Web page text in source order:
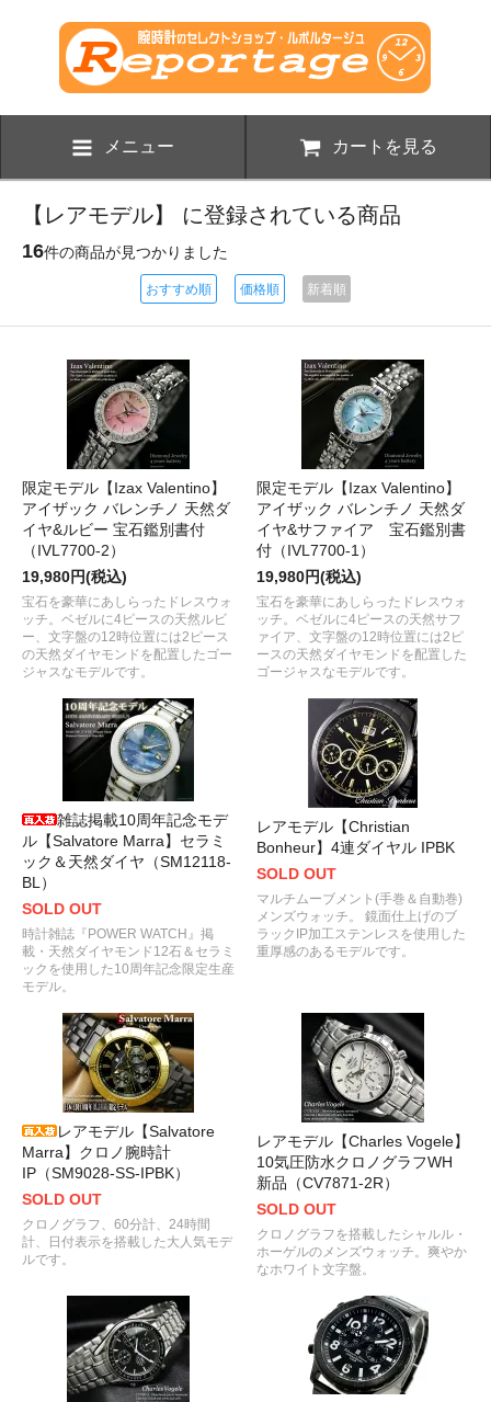
メニュー カートを見る
【レアモデル】 に登録されている商品
16件の商品が見つかりました
おすすめ順 価格順 新着順
限定モデル【Izax Valentino】
アイザック バレンチノ 天然ダ
イヤ&ルビー 宝石鑑別書付
（IVL7700-2）
19,980円(税込)
宝石を豪華にあしらったドレスウォ
ッチ。ベゼルに4ピースの天然ルビ
ー、文字盤の12時位置には2ピース
の天然ダイヤモンドを配置したゴー
ジャスなモデルです。
限定モデル【Izax Valentino】
アイザック バレンチノ 天然ダ
イヤ&サファイア 宝石鑑別書
付（IVL7700-1）
19,980円(税込)
宝石を豪華にあしらったドレスウォ
ッチ。ベゼルに4ピースの天然サフ
ァイア、文字盤の12時位置には2ピ
ースの天然ダイヤモンドを配置した
ゴージャスなモデルです。
雑誌掲載10周年記念モデ
ル【Salvatore Marra】セラミ
ック＆天然ダイヤ（SM12118-
BL）
SOLD OUT
時計雑誌『POWER WATCH』掲
載・天然ダイヤモンド12石＆セラミ
ックを使用した10周年記念限定生産
モデル。
レアモデル【Christian
Bonheur】4連ダイヤル IPBK
SOLD OUT
マルチムーブメント(手巻＆自動巻)
メンズウォッチ。 鏡面仕上げのブ
ラックIP加工ステンレスを使用した
重厚感のあるモデルです。
レアモデル【Salvatore
Marra】クロノ腕時計
IP（SM9028-SS-IPBK）
SOLD OUT
クロノグラフ、60分計、24時間
計、日付表示を搭載した大人気モデ
ルです。
レアモデル【Charles Vogele】
10気圧防水クロノグラフWH
新品（CV7871-2R）
SOLD OUT
クロノグラフを搭載したシャルル・
ホーゲルのメンズウォッチ。爽やか
なホワイト文字盤。